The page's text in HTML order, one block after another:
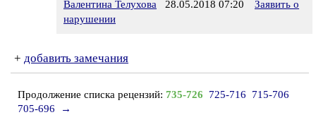
Валентина Телухова 28.05.2018 07:20
Заявить о
нарушении
+ добавить замечания
Продолжение списка рецензий: 735-726 725-716
715-706
705-696
→